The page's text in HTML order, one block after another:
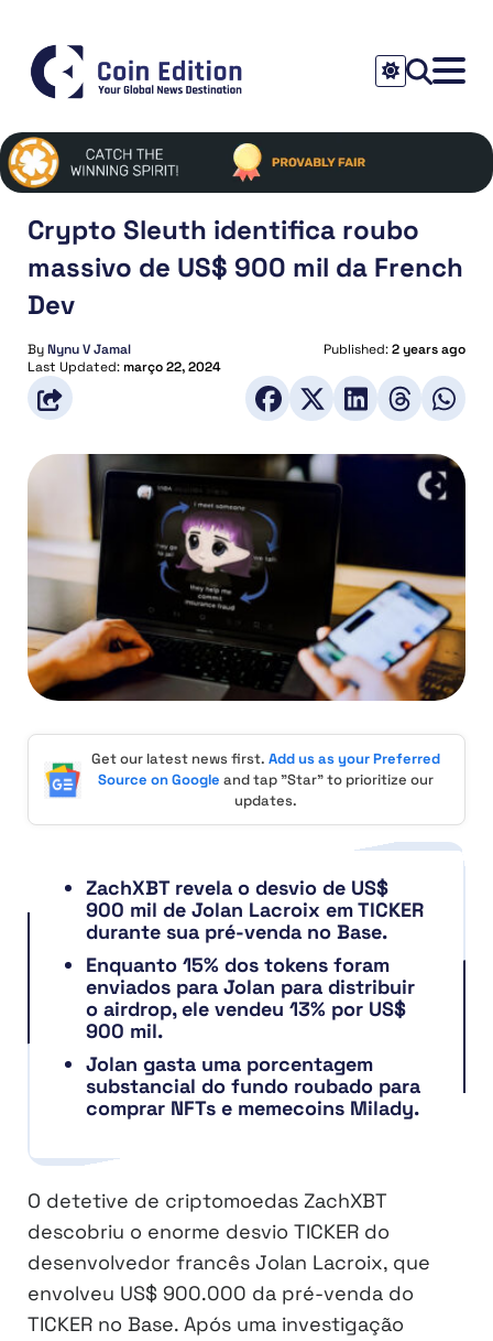
Crypto Sleuth identifica roubo
massivo de US$ 900 mil da French
Dev
ByNynu V Jamal Published:2 years ago
Last Updated:março 22, 2024
Get our latest news first. Add us as your Preferred
Source on Google and tap "Star" to prioritize our
updates.
ZachXBT revela o desvio de US$
900 mil de Jolan Lacroix em TICKER
durante sua pré-venda no Base.
Enquanto 15% dos tokens foram
enviados para Jolan para distribuir
o airdrop, ele vendeu 13% por US$
900 mil.
Jolan gasta uma porcentagem
substancial do fundo roubado para
comprar NFTs e memecoins Milady.
O detetive de criptomoedas ZachXBT
descobriu o enorme desvio TICKER do
desenvolvedor francês Jolan Lacroix, que
envolveu US$ 900.000 da pré-venda do
TICKER no Base. Após uma investigação